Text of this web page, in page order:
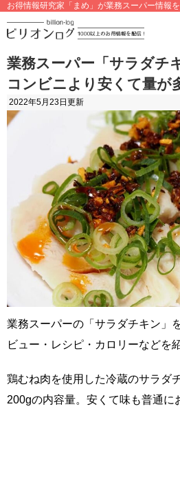
お得情報研究家「まめ」が業務スーパー情報
業務スーパー「サラダチ
コンビニより安くて量が
2022年5月23日 更新
業務スーパーの「サラダチキン」
ビュー・レシピ・カロリーなどを
鶏むね肉を使用した冷蔵のサラダ
200gの内容量。安くて味も普通に